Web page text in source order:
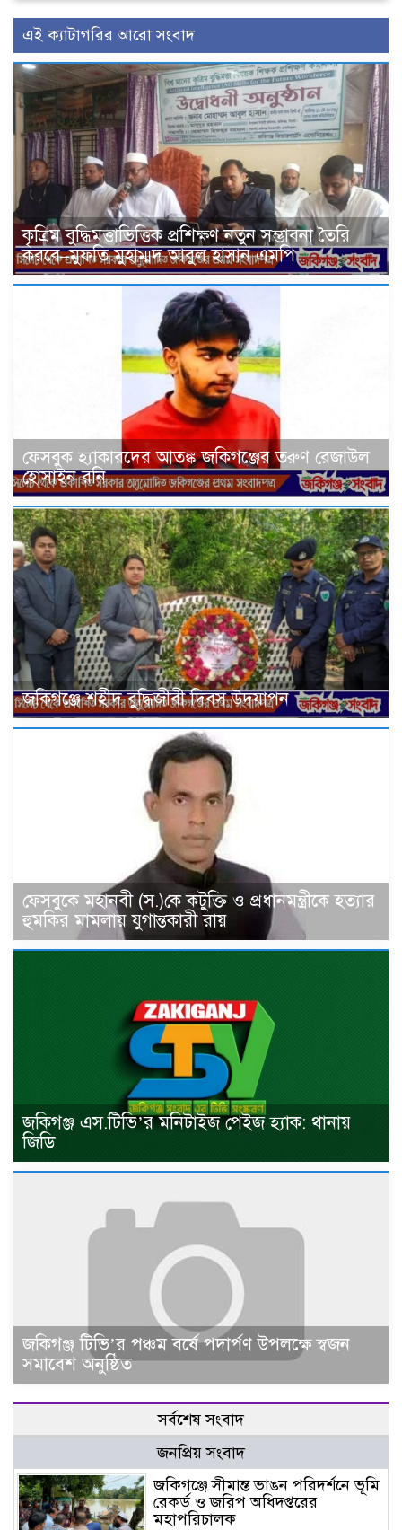
এই ক্যাটাগরির আরো সংবাদ
কৃত্রিম বুদ্ধিমত্তাভিত্তিক প্রশিক্ষণ নতুন সম্ভাবনা তৈরি
করবে–মুফতি মুহাম্মদ আবুল হাসান এমপি
ফেসবুক হ্যাকারদের আতঙ্ক জকিগঞ্জের তরুণ রেজাউল
হোসাইন রনি
জকিগঞ্জে শহীদ বুদ্ধিজীবী দিবস উদযাপন
ফেসবুকে মহানবী (স.)কে কটুক্তি ও প্রধানমন্ত্রীকে হত‍্যার
হুমকির মামলায় যুগান্তকারী রায়
জকিগঞ্জ এস.টিভি’র মনিটাইজ পেইজ হ্যাক: থানায়
জিডি
জকিগঞ্জ টিভি’র পঞ্চম বর্ষে পদার্পণ উপলক্ষে স্বজন
সমাবেশ অনুষ্ঠিত
সর্বশেষ সংবাদ
জনপ্রিয় সংবাদ
জকিগঞ্জে সীমান্ত ভাঙন পরিদর্শনে ভূমি
রেকর্ড ও জরিপ অধিদপ্তরের
মহাপরিচালক